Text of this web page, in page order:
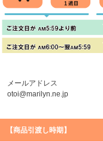
メールアドレス
otoi@marilyn.ne.jp
【商品引渡し時期】